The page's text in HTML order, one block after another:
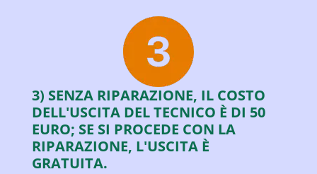
3) SENZA RIPARAZIONE, IL COSTO
DELL'USCITA DEL TECNICO È DI 50
EURO; SE SI PROCEDE CON LA
RIPARAZIONE, L'USCITA È
GRATUITA.